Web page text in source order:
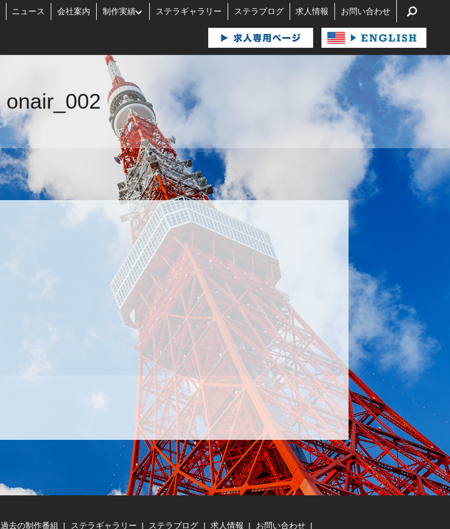
ニュース 会社案内 制作実績 ステラギャラリー ステラブログ 求人情報 お問い合わせ
onair_002
過去の制作番組 ステラギャラリー ステラブログ 求人情報 お問い合わせ